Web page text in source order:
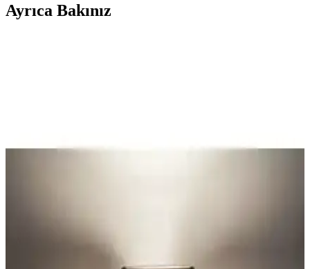
Ayrıca Bakınız
Yüksek Tavanlı Kiralık Evlerde Ağır ve Geniş
Vivido Abajur Modelleri Karşılaştırması: Beyaz
Krom ve Kumbeji Yatak Odası Abajurları